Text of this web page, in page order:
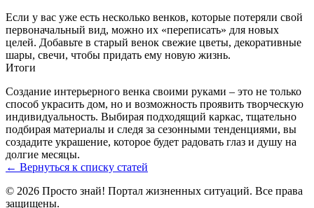
Если у вас уже есть несколько венков, которые потеряли свой
первоначальный вид, можно их «переписать» для новых
целей. Добавьте в старый венок свежие цветы, декоративные
шары, свечи, чтобы придать ему новую жизнь.
Итоги
Создание интерьерного венка своими руками – это не только
способ украсить дом, но и возможность проявить творческую
индивидуальность. Выбирая подходящий каркас, тщательно
подбирая материалы и следя за сезонными тенденциями, вы
создадите украшение, которое будет радовать глаз и душу на
долгие месяцы.
← Вернуться к списку статей
© 2026 Просто знай! Портал жизненных ситуаций. Все права
защищены.